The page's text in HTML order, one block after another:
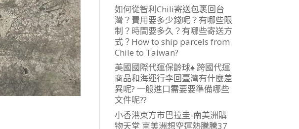
如何從智利Chili寄送包裹回台
灣？費用要多少錢呢？有哪些限
制？時間要多久？有哪些寄送方
式？How to ship parcels from
Chile to Taiwan?
美國國際代運保齡球♠ 跨國代運
商品和海運行李回臺灣有什麼差
異呢? 一般進口需要要準備哪些
文件呢??
小香港東方市巴拉圭-南美洲購
物天堂 南美洲想空運熱騰騰37